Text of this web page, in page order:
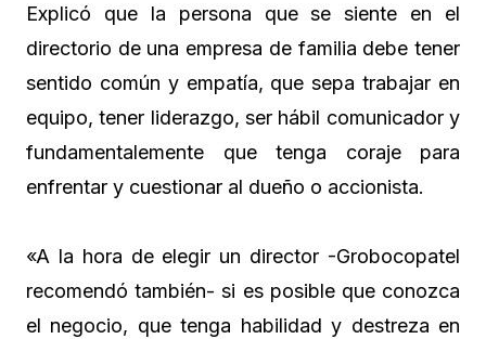
Explicó que la persona que se siente en el
directorio de una empresa de familia debe tener
sentido común y empatía, que sepa trabajar en
equipo, tener liderazgo, ser hábil comunicador y
fundamentalemente que tenga coraje para
enfrentar y cuestionar al dueño o accionista.
«A la hora de elegir un director -Grobocopatel
recomendó también- si es posible que conozca
el negocio, que tenga habilidad y destreza en